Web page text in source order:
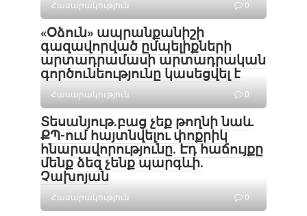
Հասարակություն 0
«Օձուն» ապրանքանիշի
գազավորված ըմպելիքների
արտադրամասի արտադրական
գործունեությունը կասեցվել է
Հասարակություն 0
Տեսանյութ․բաց չեք թողնի նաև
ՔՊ-ում հայտնվելու փոքրիկ
հնարավորությունը. Էդ հաճույքը
մենք ձեզ չենք պարգևի.
Չախոյան
Հասարակություն 0